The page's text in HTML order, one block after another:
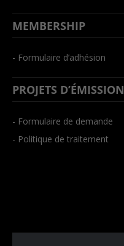
MEMBERSHIP
- Formulaire d’adhésion
PROJETS D’ÉMISSION
- Formulaire de demande
- Politique de traitement